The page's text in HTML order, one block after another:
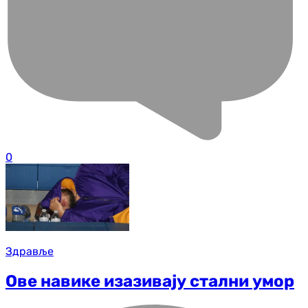
0
Здравље
Ове навике изазивају стални умор